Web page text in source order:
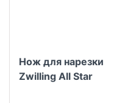
Нож для нарезки
Zwilling All Star